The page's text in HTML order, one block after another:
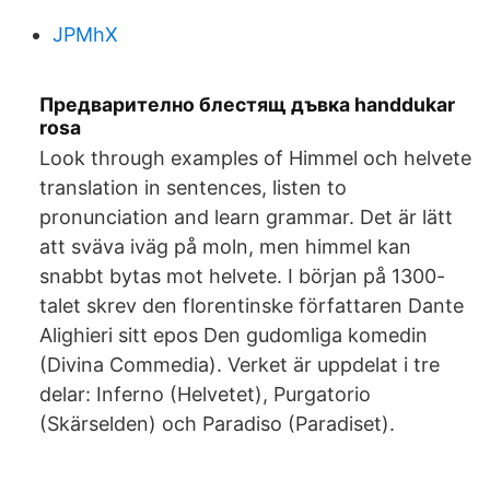
JPMhX
Предварително блестящ дъвка handdukar
rosa
Look through examples of Himmel och helvete
translation in sentences, listen to
pronunciation and learn grammar. Det är lätt
att sväva iväg på moln, men himmel kan
snabbt bytas mot helvete. I början på 1300-
talet skrev den florentinske författaren Dante
Alighieri sitt epos Den gudomliga komedin
(Divina Commedia). Verket är uppdelat i tre
delar: Inferno (Helvetet), Purgatorio
(Skärselden) och Paradiso (Paradiset).